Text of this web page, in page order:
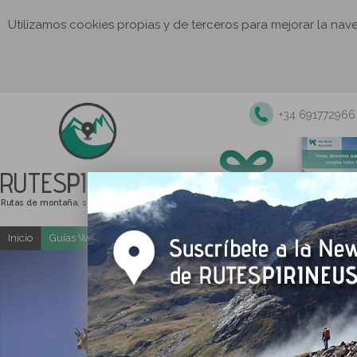
Utilizamos cookies propias y de terceros para mejorar la
RUTESPIRINEUS
Rutas de montaña, senderismo y excursiones
+34 691772966
Inicio Guías Web y PDF gratuitas Excursiones y actividades